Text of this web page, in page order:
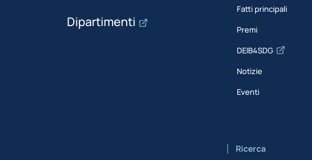
Dipartimenti
Fatti principali
Premi
DEIB4SDG
Notizie
Eventi
Ricerca